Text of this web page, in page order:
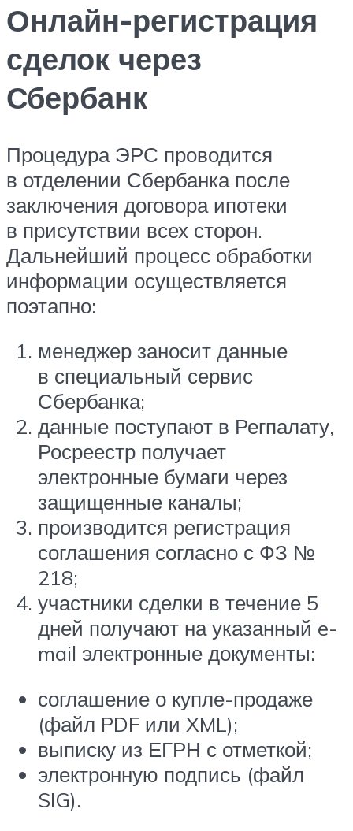
Онлайн-регистрация
сделок через
Сбербанк
Процедура ЭРС проводится
в отделении Сбербанка после
заключения договора ипотеки
в присутствии всех сторон.
Дальнейший процесс обработки
информации осуществляется
поэтапно:
менеджер заносит данные
в специальный сервис
Сбербанка;
данные поступают в Регпалату,
Росреестр получает
электронные бумаги через
защищенные каналы;
производится регистрация
соглашения согласно с ФЗ №
218;
участники сделки в течение 5
дней получают на указанный e-
mail электронные документы:
соглашение о купле-продаже
(файл PDF или XML);
выписку из ЕГРН с отметкой;
электронную подпись (файл
SIG).